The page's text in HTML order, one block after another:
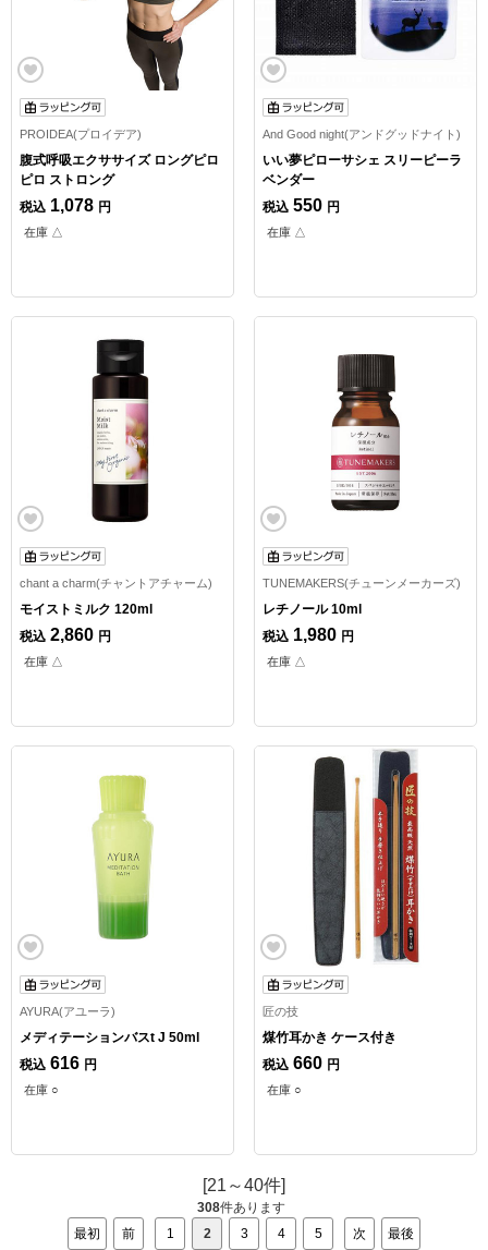
PROIDEA(プロイデア)
腹式呼吸エクササイズ ロングピロ
ピロ ストロング
税込 1,078 円
在庫 △
And Good night(アンドグッドナイト)
いい夢ピローサシェ スリーピーラ
ベンダー
税込 550 円
在庫 △
chant a charm(チャントアチャーム)
モイストミルク 120ml
税込 2,860 円
在庫 △
TUNEMAKERS(チューンメーカーズ)
レチノール 10ml
税込 1,980 円
在庫 △
AYURA(アユーラ)
メディテーションバスt J 50ml
税込 616 円
在庫 ○
匠の技
煤竹耳かき ケース付き
税込 660 円
在庫 ○
[21～40件]
308件あります
最初
前 1 2 3 4 5 次 最後